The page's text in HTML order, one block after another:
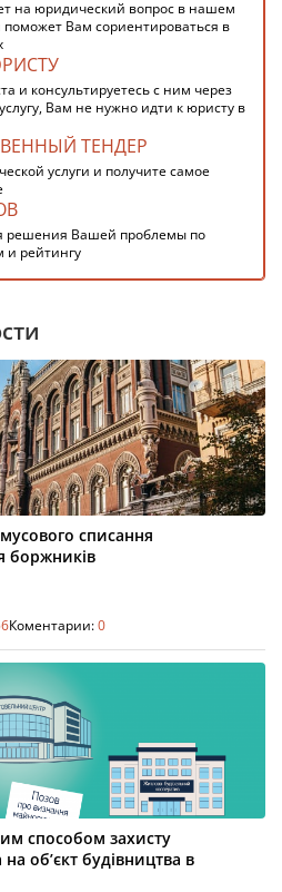
на юридический вопрос в нашем
Вам сориентироваться в
и консультируетесь с ним через
Вам не нужно идти к юристу в
ТЕНДЕР
услуги и получите самое
решения Вашей проблемы по
и рейтингу
списання
боржників
Коментарии:0
способом захисту
об’єкт будівництва в